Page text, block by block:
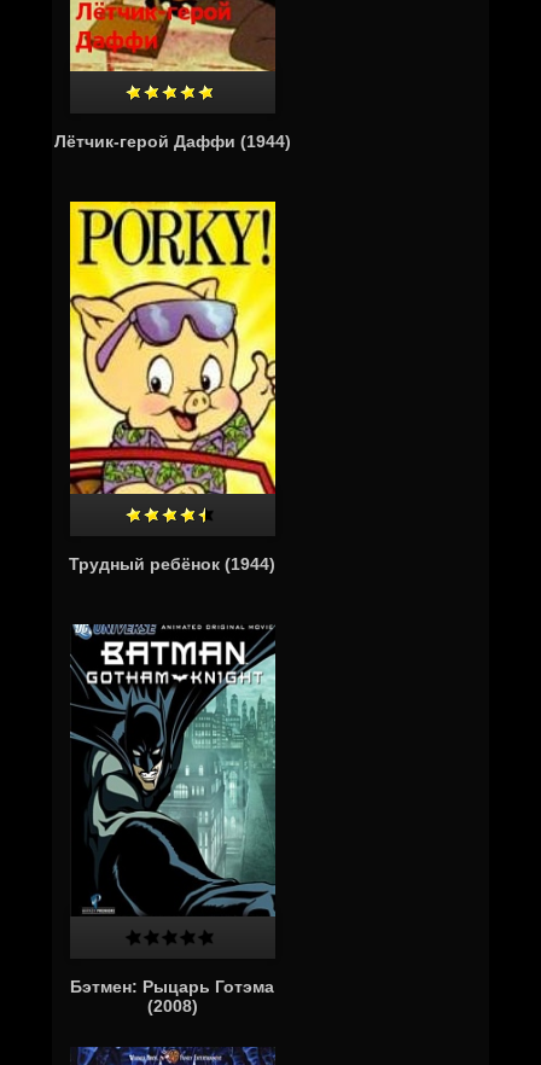
Лётчик-герой Даффи (1944)
Трудный ребёнок (1944)
Бэтмен: Рыцарь Готэма
(2008)